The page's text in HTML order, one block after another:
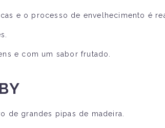
e o processo de envelhecimento é
e com um sabor frutado.
de grandes pipas de madeira.